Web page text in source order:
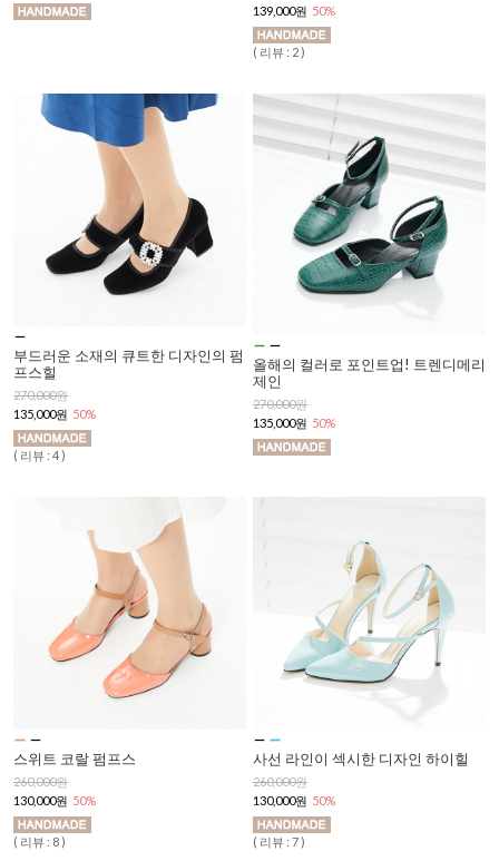
139,000원 50%
( 리뷰 : 2 )
부드러운 소재의 큐트한 디자인의 펌
프스힐
270,000원
135,000원 50%
( 리뷰 : 4 )
올해의 컬러로 포인트업! 트렌디메리
제인
270,000원
135,000원 50%
스위트 코랄 펌프스
260,000원
130,000원 50%
( 리뷰 : 8 )
사선 라인이 섹시한 디자인 하이힐
260,000원
130,000원 50%
( 리뷰 : 7 )